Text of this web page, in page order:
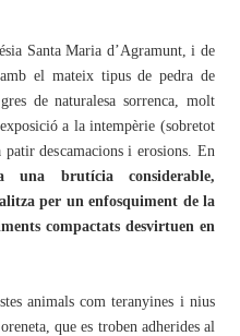
Santa Maria d’Agramunt, i de
el mateix tipus de pedra de
de naturalesa sorrenca, molt
a la intempèrie (sobretot
descamacions i erosions. En
una brutícia considerable,
per un enfosquiment de la
compactats desvirtuen en
animals com teranyines i nius
que es troben adherides al